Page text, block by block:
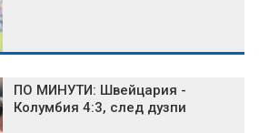
ПО МИНУТИ: Швейцария -
Колумбия 4:3, след дузпи